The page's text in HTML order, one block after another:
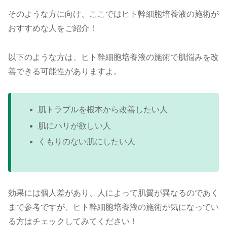
そのような方に向け、ここではヒト幹細胞培養液の施術が
おすすめな人をご紹介！
以下のような方は、ヒト幹細胞培養液の施術で肌悩みを改
善できる可能性がありますよ。
肌トラブルを根本から改善したい人
肌にハリが欲しい人
くもりのない肌にしたい人
効果には個人差があり、人によって肌質が異なるのであく
まで参考ですが、ヒト幹細胞培養液の施術が気になってい
る方はチェックしてみてください！